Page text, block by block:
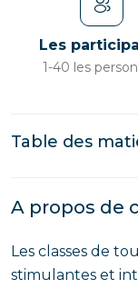
Les
1-40 les
Table des
A propos de
Les classes de
stimulantes et